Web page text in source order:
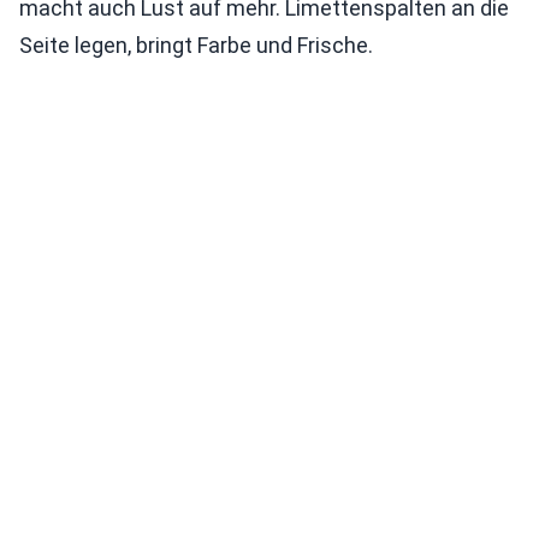
macht auch Lust auf mehr. Limettenspalten an die
Seite legen, bringt Farbe und Frische.